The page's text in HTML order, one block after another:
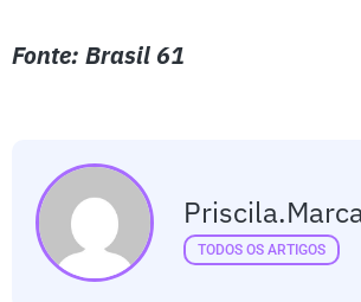
Fonte: Brasil 61
TODOS OS ARTIGOS